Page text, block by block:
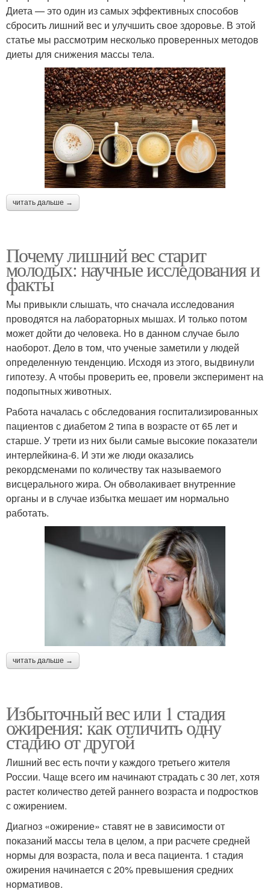
Диета — это один из самых эффективных способов
сбросить лишний вес и улучшить свое здоровье. В этой
статье мы рассмотрим несколько проверенных методов
диеты для снижения массы тела.
читать дальше →
Почему лишний вес старит
молодых: научные исследования и
факты
Мы привыкли слышать, что сначала исследования
проводятся на лабораторных мышах. И только потом
может дойти до человека. Но в данном случае было
наоборот. Дело в том, что ученые заметили у людей
определенную тенденцию. Исходя из этого, выдвинули
гипотезу. А чтобы проверить ее, провели эксперимент на
подопытных животных.
Работа началась с обследования госпитализированных
пациентов с диабетом 2 типа в возрасте от 65 лет и
старше. У трети из них были самые высокие показатели
интерлейкина-6. И эти же люди оказались
рекордсменами по количеству так называемого
висцерального жира. Он обволакивает внутренние
органы и в случае избытка мешает им нормально
работать.
читать дальше →
Избыточный вес или 1 стадия
ожирения: как отличить одну
стадию от другой
Лишний вес есть почти у каждого третьего жителя
России. Чаще всего им начинают страдать с 30 лет, хотя
растет количество детей раннего возраста и подростков
с ожирением.
Диагноз «ожирение» ставят не в зависимости от
показаний массы тела в целом, а при расчете средней
нормы для возраста, пола и веса пациента. 1 стадия
ожирения начинается с 20% превышения средних
нормативов.